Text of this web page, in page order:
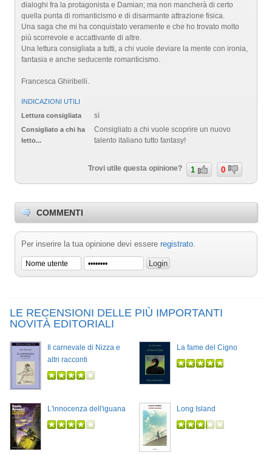
dialoghi fra la protagonista e Damian; ma non mancherà di certo
quella punta di romanticismo e di disarmante attrazione fisica.
Una saga che mi ha conquistato veramente e che ho trovato molto
più scorrevole e accattivante di altre.
Una lettura consigliata a tutti, a chi vuole deviare la mente con ironia,
fantasia e anche seducente romanticismo.
Francesca Ghiribelli.
INDICAZIONI UTILI
Lettura consigliata
sì
Consigliato a chi ha
letto...
Consigliato a chi vuole scoprire un nuovo
talento italiano tutto fantasy!
Trovi utile questa opinione? 1 0
COMMENTI
Per inserire la tua opinione devi essere registrato.
LE RECENSIONI DELLE PIÙ IMPORTANTI
NOVITÀ EDITORIALI
Il carnevale di Nizza e
altri racconti
La fame del Cigno
L'innocenza dell'iguana Long Island